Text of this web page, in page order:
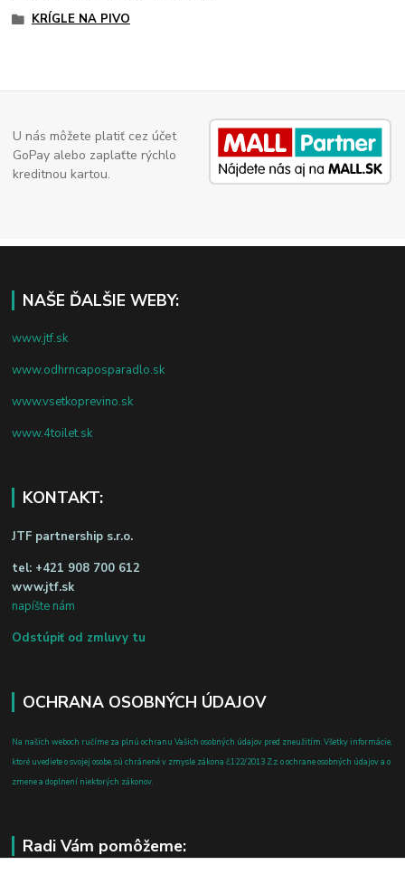
KRÍGLE NA PIVO
U nás môžete platiť cez účet
GoPay alebo zaplaťte rýchlo
kreditnou kartou.
NAŠE ĎALŠIE WEBY:
www.jtf.sk
www.odhrncaposparadlo.sk
www.vsetkoprevino.sk
www.4toilet.sk
KONTAKT:
JTF partnership s.r.o.
tel: +421 908 700 612
www.jtf.sk
napíšte nám
Odstúpiť od zmluvy tu
OCHRANA OSOBNÝCH ÚDAJOV
Na našich weboch ručíme za plnú ochranu Vašich osobných údajov pred zneužitím. Všetky informácie,
ktoré uvediete o svojej osobe, sú chránené v zmysle zákona č.122/2013 Z.z. o ochrane osobných údajov a o
zmene a doplnení niektorých zákonov.
Radi Vám pomôžeme: